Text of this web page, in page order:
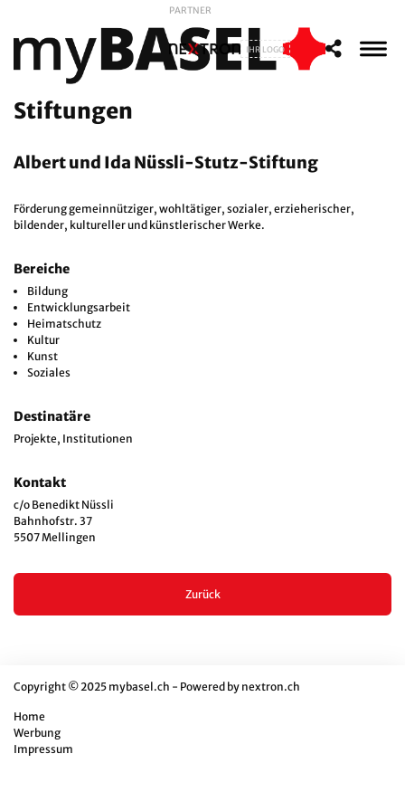
PARTNER
IHR LOGO
Stiftungen
Albert und Ida Nüssli-Stutz-Stiftung
Förderung gemeinnütziger, wohltätiger, sozialer, erzieherischer,
bildender, kultureller und künstlerischer Werke.
Bereiche
Bildung
Entwicklungsarbeit
Heimatschutz
Kultur
Kunst
Soziales
Destinatäre
Projekte, Institutionen
Kontakt
c/o Benedikt Nüssli
Bahnhofstr. 37
5507 Mellingen
Zurück
Copyright © 2025 mybasel.ch - Powered by nextron.ch
Home
Werbung
Impressum